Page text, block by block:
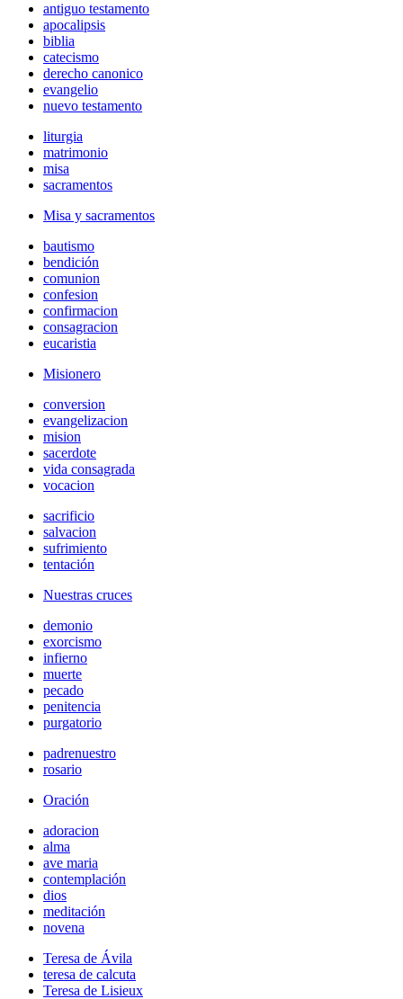
antiguo testamento
apocalipsis
biblia
catecismo
derecho canonico
evangelio
nuevo testamento
liturgia
matrimonio
misa
sacramentos
Misa y sacramentos
bautismo
bendición
comunion
confesion
confirmacion
consagracion
eucaristia
Misionero
conversion
evangelizacion
mision
sacerdote
vida consagrada
vocacion
sacrificio
salvacion
sufrimiento
tentación
Nuestras cruces
demonio
exorcismo
infierno
muerte
pecado
penitencia
purgatorio
padrenuestro
rosario
Oración
adoracion
alma
ave maria
contemplación
dios
meditación
novena
Teresa de Ávila
teresa de calcuta
Teresa de Lisieux